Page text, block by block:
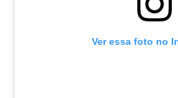
Ver essa foto no